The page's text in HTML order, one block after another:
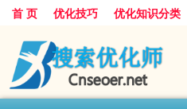
首 页 优化技巧 优化知识分类